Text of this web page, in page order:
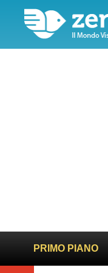
PRIMO PIANO
e giusto